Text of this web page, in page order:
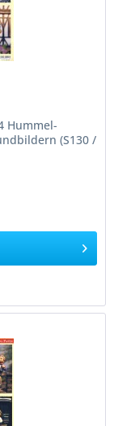
Hummel-
(S130 /